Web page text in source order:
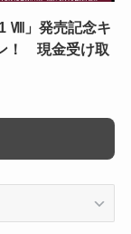
1 Ⅷ」発売記念キ
！ 現金受け取